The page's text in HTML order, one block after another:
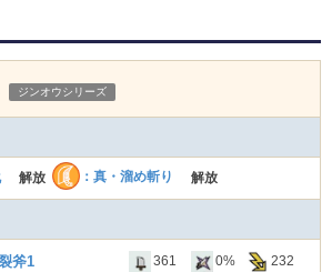
ジンオウシリーズ
解放 ：真・溜め斬り 解放
斧1 361 0% 232